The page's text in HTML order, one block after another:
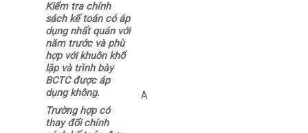
Kiểm tra chính
sách kế toán có áp
dụng nhất quán với
năm trước và phù
hợp với khuôn khổ
lập và trình bày
BCTC được áp
dụng không.
Trường hợp có
thay đổi chính
A